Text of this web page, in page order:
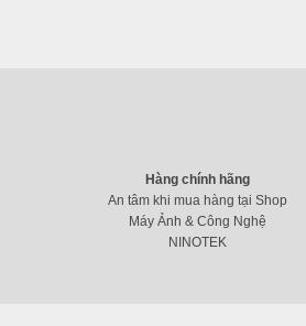
Hàng chính hãng
An tâm khi mua hàng tại Shop
Máy Ảnh & Công Nghệ
NINOTEK